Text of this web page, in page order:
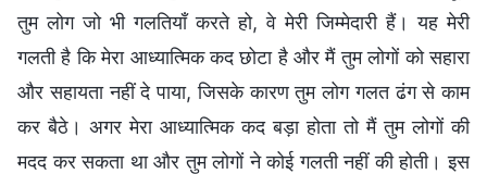
तुम लोग जो भी गलतियाँ करते हो, वे मेरी जिम्मेदारी हैं। यह मेरी
गलती है कि मेरा आध्यात्मिक कद छोटा है और मैं तुम लोगों को सहारा
और सहायता नहीं दे पाया, जिसके कारण तुम लोग गलत ढंग से काम
कर बैठे। अगर मेरा आध्यात्मिक कद बड़ा होता तो मैं तुम लोगों की
मदद कर सकता था और तुम लोगों ने कोई गलती नहीं की होती। इस